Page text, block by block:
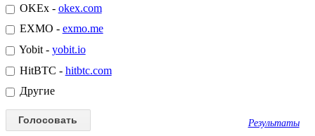
OKEx - okex.com
EXMO - exmo.me
Yobit - yobit.io
HitBTC - hitbtc.com
Другие
Результаты